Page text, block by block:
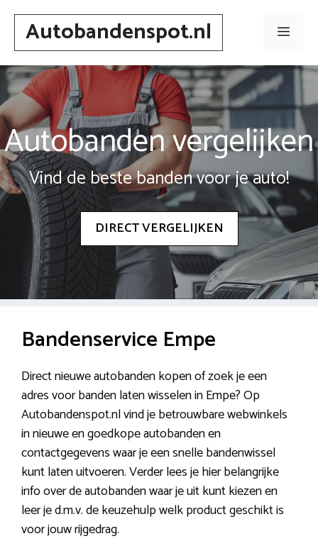
Spring
inhoudAutobandenspot.nl Menu
Autobanden vergelijken
Vind de beste banden voor je auto!
DIRECT VERGELIJKEN
Bandenservice Empe
Direct nieuwe autobanden kopen of zoek je een
adres voor banden laten wisselen in Empe? Op
Autobandenspot.nl vind je betrouwbare webwinkels
in nieuwe en goedkope autobanden en
contactgegevens waar je een snelle bandenwissel
kunt laten uitvoeren. Verder lees je hier belangrijke
info over de autobanden waar je uit kunt kiezen en
leer je d.m.v. de keuzehulp welk product geschikt is
voor jouw rijgedrag.